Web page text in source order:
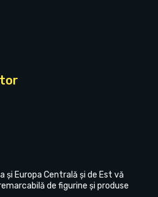
și Europa Centrală și de Est vă
de figurine și produse